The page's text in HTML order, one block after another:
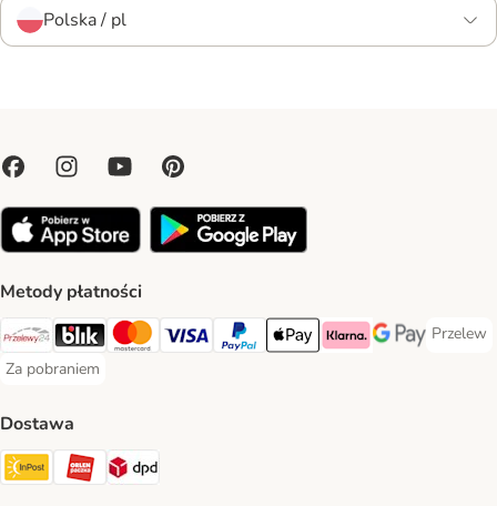
Polska / pl
Metody płatności
Przelewy24 Payment Method
Blik Payment Method
MasterCard Payment Method
Visa Payment Method
PayPal Payment Method
Apple Pay Payment Method
Klarna Payment Method
Google Pay
Przelew
Przelew
Za pobraniem
Za pobraniem Payment Method
Dostawa
Paczkomat® Shipping Method
ORLEN Paczka Shipping Method
DPD Shipping Method